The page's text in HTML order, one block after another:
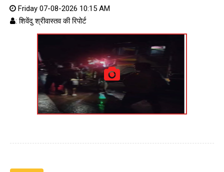
Friday 07-08-2026 10:15 AM
: शिवेंदु श्रीवास्तव की रिपोर्ट